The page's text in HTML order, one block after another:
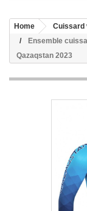
Home
Cuissard
Ensemble
Qazaqstan 2023